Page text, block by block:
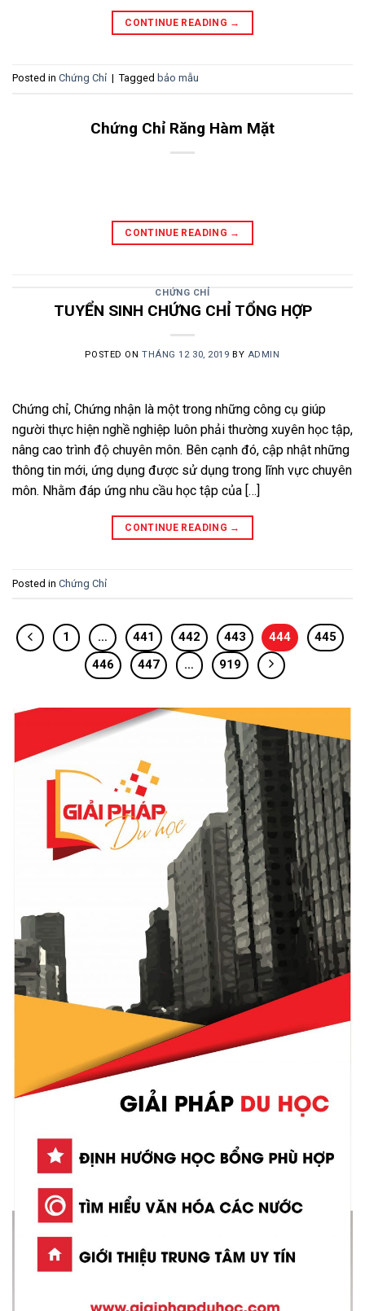
CONTINUE READING →
Posted in Chứng Chỉ | Tagged bảo mẫu
Chứng Chỉ Răng Hàm Mặt
CONTINUE READING →
CHỨNG CHỈ
TUYỂN SINH CHỨNG CHỈ TỔNG HỢP
POSTED ON THÁNG 12 30, 2019 BY ADMIN
Chứng chỉ, Chứng nhận là một trong những công cụ giúp
người thực hiện nghề nghiệp luôn phải thường xuyên học tập,
nâng cao trình độ chuyên môn. Bên cạnh đó, cập nhật những
thông tin mới, ứng dụng được sử dụng trong lĩnh vực chuyên
môn. Nhằm đáp ứng nhu cầu học tập của […]
CONTINUE READING →
Posted in Chứng Chỉ
1 … 441 442 443 444
445
446
447 … 919